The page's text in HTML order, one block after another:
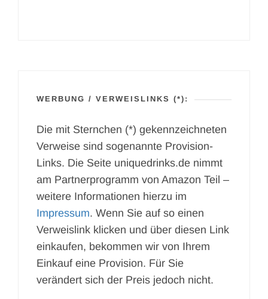
WERBUNG / VERWEISLINKS (*):
Die mit Sternchen (*) gekennzeichneten
Verweise sind sogenannte Provision-
Links. Die Seite uniquedrinks.de nimmt
am Partnerprogramm von Amazon Teil –
weitere Informationen hierzu im
Impressum. Wenn Sie auf so einen
Verweislink klicken und über diesen Link
einkaufen, bekommen wir von Ihrem
Einkauf eine Provision. Für Sie
verändert sich der Preis jedoch nicht.